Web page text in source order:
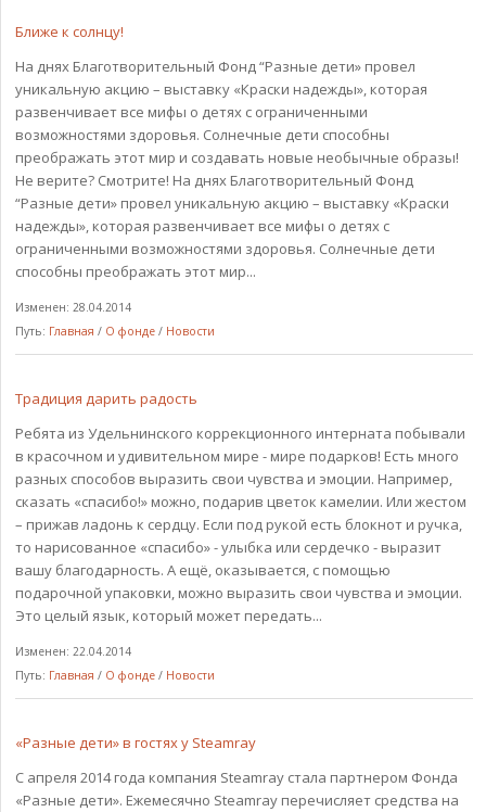
Ближе к солнцу!
На днях Благотворительный Фонд “Разные дети» провел
уникальную акцию – выставку «Краски надежды», которая
развенчивает все мифы о детях с ограниченными
возможностями здоровья. Солнечные дети способны
преображать этот мир и создавать новые необычные образы!
Не верите? Смотрите! На днях Благотворительный Фонд
“Разные дети» провел уникальную акцию – выставку «Краски
надежды», которая развенчивает все мифы о детях с
ограниченными возможностями здоровья. Солнечные дети
способны преображать этот мир...
Изменен: 28.04.2014
Путь: Главная / О фонде / Новости
Традиция дарить радость
Ребята из Удельнинского коррекционного интерната побывали
в красочном и удивительном мире - мире подарков! Есть много
разных способов выразить свои чувства и эмоции. Например,
сказать «спасибо!» можно, подарив цветок камелии. Или жестом
– прижав ладонь к сердцу. Если под рукой есть блокнот и ручка,
то нарисованное «спасибо» - улыбка или сердечко - выразит
вашу благодарность. А ещё, оказывается, с помощью
подарочной упаковки, можно выразить свои чувства и эмоции.
Это целый язык, который может передать...
Изменен: 22.04.2014
Путь: Главная / О фонде / Новости
«Разные дети» в гостях у Steamray
C апреля 2014 года компания Steamray стала партнером Фонда
«Разные дети». Ежемесячно Steamray перечисляет средства на